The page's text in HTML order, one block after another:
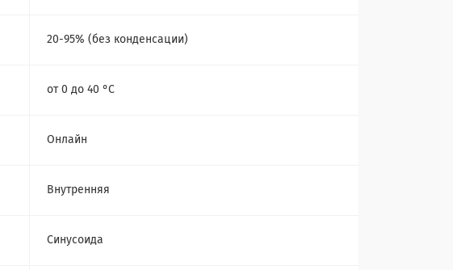
20-95% (без конденсации)
от 0 до 40 °С
Онлайн
Внутренняя
Синусоида